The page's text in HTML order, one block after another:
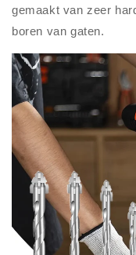
gemaakt van zeer
boren van gaten.